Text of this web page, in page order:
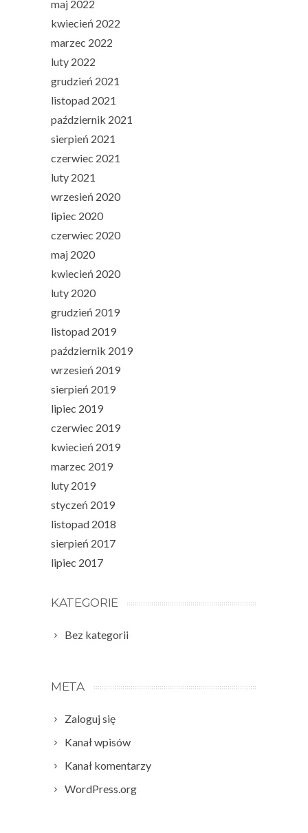
maj 2022
kwiecień 2022
marzec 2022
luty 2022
grudzień 2021
listopad 2021
październik 2021
sierpień 2021
czerwiec 2021
luty 2021
wrzesień 2020
lipiec 2020
czerwiec 2020
maj 2020
kwiecień 2020
luty 2020
grudzień 2019
listopad 2019
październik 2019
wrzesień 2019
sierpień 2019
lipiec 2019
czerwiec 2019
kwiecień 2019
marzec 2019
luty 2019
styczeń 2019
listopad 2018
sierpień 2017
lipiec 2017
KATEGORIE
Bez kategorii
META
Zaloguj się
Kanał wpisów
Kanał komentarzy
WordPress.org